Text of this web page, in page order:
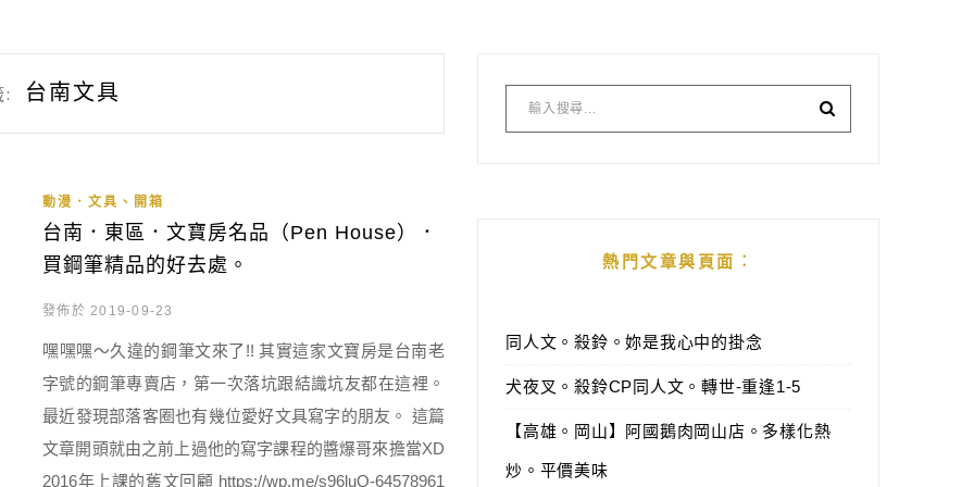
: 台南文具
動漫．文具、開箱
台南．東區．文寶房名品（Pen House）．
買鋼筆精品的好去處。
發佈於 2019-09-23
嘿嘿嘿～久違的鋼筆文來了!! 其實這家文寶房是台南老
字號的鋼筆專賣店，第一次落坑跟結識坑友都在這裡。
最近發現部落客圈也有幾位愛好文具寫字的朋友。 這篇
文章開頭就由之前上過他的寫字課程的醬爆哥來擔當XD
2016年上課的舊文回顧 https://wp.me/s96luQ-64578961
熱門文章與頁面︰
同人文。殺鈴。妳是我心中的掛念
犬夜叉。殺鈴CP同人文。轉世-重逢1-5
【高雄。岡山】阿國鵝肉岡山店。多樣化熱
炒。平價美味